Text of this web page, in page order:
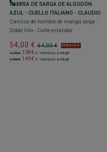
CAMISA DE SARGA DE ALGODÓN
AZUL - CUELLO ITALIANO - CLAUDIO -
Camisa de hombre de manga larga -
Doble hilo - Corte estándar
64,00 €
54,00 € REBAJAS
119€ 109€ 3 camisas a elegir
159€ 149€ 5 camisas a elegir